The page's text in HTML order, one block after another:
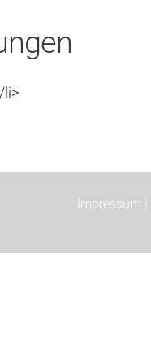
li>
Impressum |